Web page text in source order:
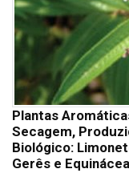
Plantas
Secagem,
Biológico:
Gerês e